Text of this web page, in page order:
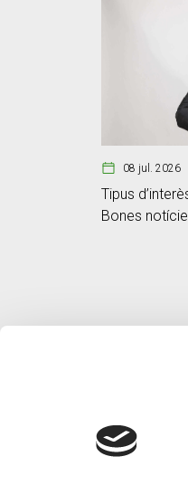
08 jul. 2026
Tipus
Bones